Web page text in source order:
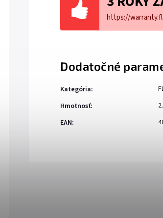
https://
Dodatočné
Kategória:
Hmotnosť:
EAN: